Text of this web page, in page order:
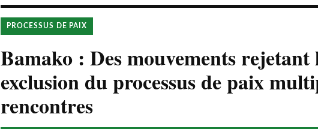
PROCESSUS DE PAIX
Bamako : Des mouvements
exclusion du processus de paix
rencontres